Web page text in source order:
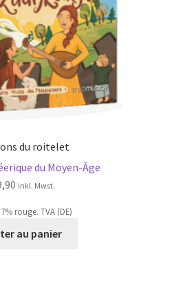
du roitelet
du Moyen-Âge
inkl. Mwst.
rouge. TVA (DE)
au panier